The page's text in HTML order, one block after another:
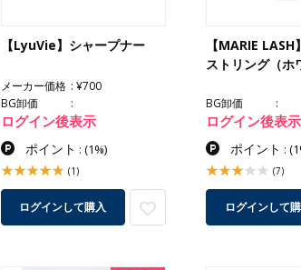
【LyuVie】シャープナー
メーカー価格
¥700
BG卸価
ログイン後表示
ポイント : (1%)
(1)
ログインして購入
【MARIE
ストリング（ホ
BG卸価
ログイン後表示
ポイント :
(7)
ログインして